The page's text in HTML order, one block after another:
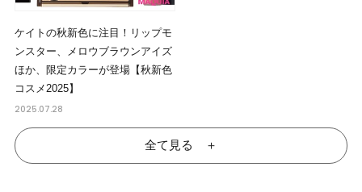
ケイトの秋新色に注目！リップモ
ンスター、メロウブラウンアイズ
ほか、限定カラーが登場【秋新色
コスメ2025】
2025.07.28
全て見る ＋